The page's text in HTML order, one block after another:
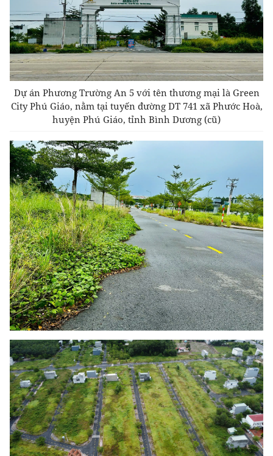
Dự án Phương Trường An 5 với tên thương mại là Green
City Phú Giáo, nằm tại tuyến đường DT 741 xã Phước Hoà,
huyện Phú Giáo, tỉnh Bình Dương (cũ)